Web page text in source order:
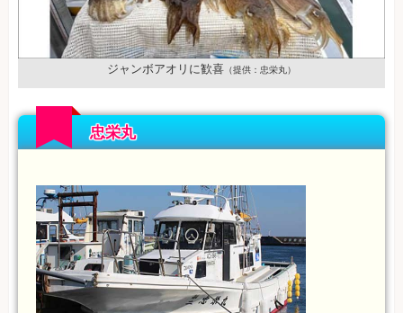
ジャンボアオリに歓喜 （提供：忠栄丸）
忠栄丸